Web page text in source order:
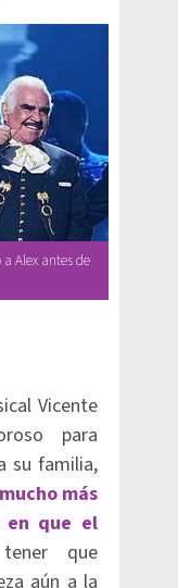
Alex antes de
Vicente
para
su familia,
más
que el
que
aún a la